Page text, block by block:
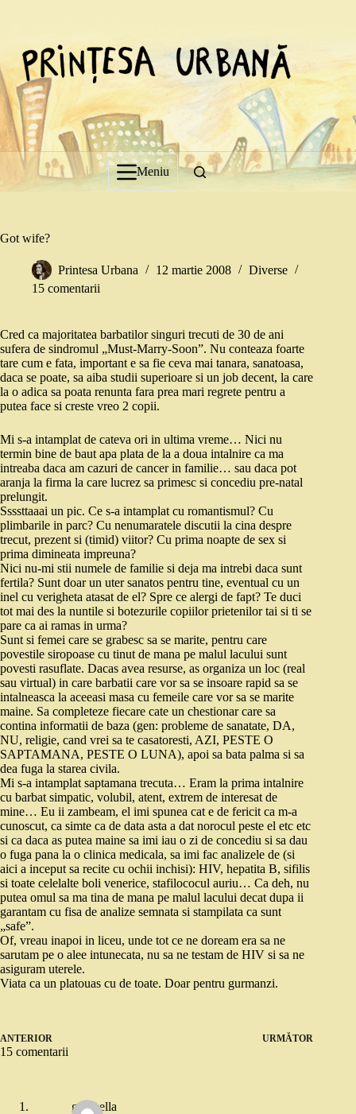
Meniu
Got wife?
Printesa Urbana 12 martie 2008
Diverse
15 comentarii
Cred ca majoritatea barbatilor singuri trecuti de 30 de ani
sufera de sindromul „Must-Marry-Soon”. Nu conteaza foarte
tare cum e fata, important e sa fie ceva mai tanara, sanatoasa,
daca se poate, sa aiba studii superioare si un job decent, la care
la o adica sa poata renunta fara prea mari regrete pentru a
putea face si creste vreo 2 copii.
Mi s-a intamplat de cateva ori in ultima vreme… Nici nu
termin bine de baut apa plata de la a doua intalnire ca ma
intreaba daca am cazuri de cancer in familie… sau daca pot
aranja la firma la care lucrez sa primesc si concediu pre-natal
prelungit.
Ssssttaaai un pic. Ce s-a intamplat cu romantismul? Cu
plimbarile in parc? Cu nenumaratele discutii la cina despre
trecut, prezent si (timid) viitor? Cu prima noapte de sex si
prima dimineata impreuna?
Nici nu-mi stii numele de familie si deja ma intrebi daca sunt
fertila? Sunt doar un uter sanatos pentru tine, eventual cu un
inel cu verigheta atasat de el? Spre ce alergi de fapt? Te duci
tot mai des la nuntile si botezurile copiilor prietenilor tai si ti se
pare ca ai ramas in urma?
Sunt si femei care se grabesc sa se marite, pentru care
povestile siropoase cu tinut de mana pe malul lacului sunt
povesti rasuflate. Dacas avea resurse, as organiza un loc (real
sau virtual) in care barbatii care vor sa se insoare rapid sa se
intalneasca la aceeasi masa cu femeile care vor sa se marite
maine. Sa completeze fiecare cate un chestionar care sa
contina informatii de baza (gen: probleme de sanatate, DA,
NU, religie, cand vrei sa te casatoresti, AZI, PESTE O
SAPTAMANA, PESTE O LUNA), apoi sa bata palma si sa
dea fuga la starea civila.
Mi s-a intamplat saptamana trecuta… Eram la prima intalnire
cu barbat simpatic, volubil, atent, extrem de interesat de
mine… Eu ii zambeam, el imi spunea cat e de fericit ca m-a
cunoscut, ca simte ca de data asta a dat norocul peste el etc etc
si ca daca as putea maine sa imi iau o zi de concediu si sa dau
o fuga pana la o clinica medicala, sa imi fac analizele de (si
aici a inceput sa recite cu ochii inchisi): HIV, hepatita B, sifilis
si toate celelalte boli venerice, stafilococul auriu… Ca deh, nu
putea omul sa ma tina de mana pe malul lacului decat dupa ii
garantam cu fisa de analize semnata si stampilata ca sunt
„safe”.
Of, vreau inapoi in liceu, unde tot ce ne doream era sa ne
sarutam pe o alee intunecata, nu sa ne testam de HIV si sa ne
asiguram uterele.
Viata ca un platouas cu de toate. Doar pentru gurmanzi.
ANTERIOR URMĂTOR
15 comentarii
gucinella